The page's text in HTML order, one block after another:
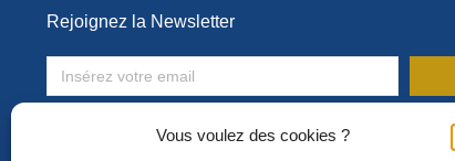
Vous voulez des cookies ?
Rejoignez la Newsletter
Toute l’actualité de la formation en entreprise !